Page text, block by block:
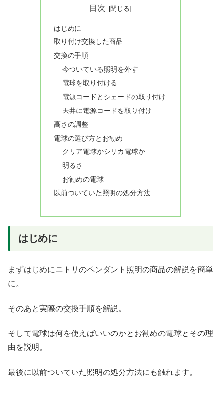
目次
はじめに
取り付け交換した商品
交換の手順
今ついている照明を外す
電球を取り付ける
電源コードとシェードの取り付け
天井に電源コードを取り付け
高さの調整
電球の選び方とお勧め
クリア電球かシリカ電球か
明るさ
お勧めの電球
以前ついていた照明の処分方法
はじめに
まずはじめにニトリのペンダント照明の商品の解説を簡単
に。
そのあと実際の交換手順を解説。
そして電球は何を使えばいいのかとお勧めの電球とその理
由を説明。
最後に以前ついていた照明の処分方法にも触れます。